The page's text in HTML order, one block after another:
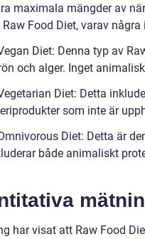
maximala mängder av
Food Diet, varav några
Diet: Denna typ av
och alger. Inget
Diet: Detta
som inte är
Diet: Detta är
både animaliskt
har visat att Raw Food